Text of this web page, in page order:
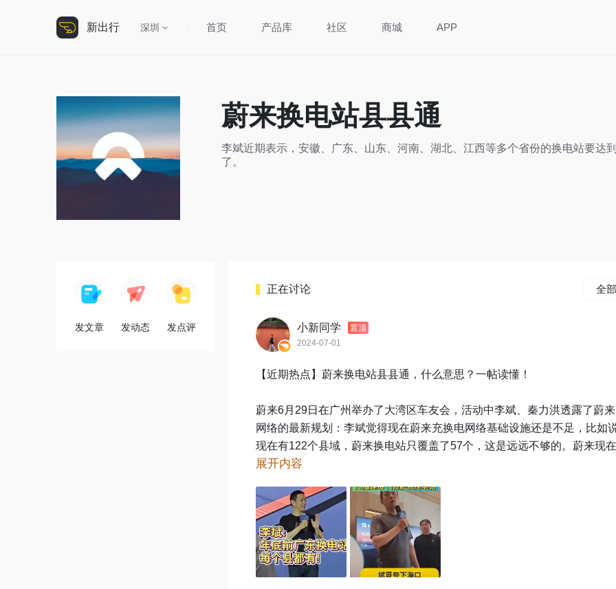
新出行 深圳 首页 产品库 社区 商城 APP
蔚来换电站县县通
李斌近期表示，安徽、广东、山东、河南、湖北、江西等多个省份的换电站要达
了。
发文章 发动态 发点评
正在讨论 全部
小新同学
置顶
2024-07-01
【近期热点】蔚来换电站县县通，什么意思？一帖读懂！
蔚来6月29日在广州举办了大湾区车友会，活动中李斌、秦力洪透露了蔚
网络的最新规划：李斌觉得现在蔚来充换电网络基础设施还是不足，比如
现在有122个县域，蔚来换电站只覆盖了57个，这是远远不够的。蔚来现
换电站县县通，广州大湾区肯定要走在全国的前面，因此他给沈斐下了命
蔚来换电站县县通目标👇
2024年：
安徽、广东
展开内容